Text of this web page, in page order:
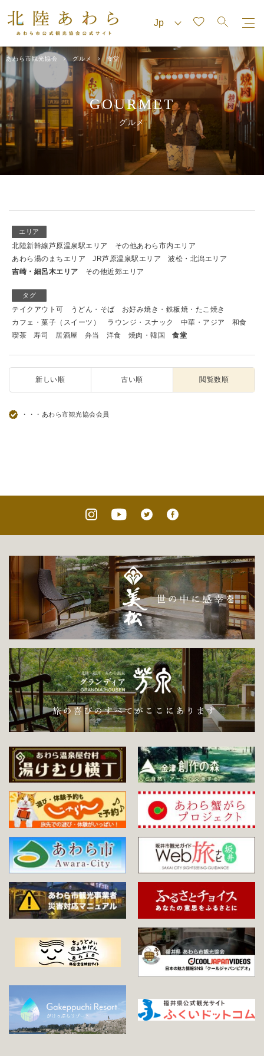
あわら市観光協会 グルメ 食堂
GOURMET
グルメ
エリア
北陸新幹線芦原温泉駅エリア
その他あわら市内エリア
あわら湯のまちエリア
JR芦原温泉駅エリア
波松・北潟エリア
吉崎・細呂木エリア
その他近郊エリア
タグ
テイクアウト可 うどん・そば
お好み焼き・鉄板焼・たこ焼き
カフェ・菓子（スイーツ）
ラウンジ・スナック 中華・アジア
和食
喫茶
寿司 居酒屋 弁当 洋食 焼肉・韓国 食堂
新しい順 古い順 閲覧数順
・・・あわら市観光協会会員